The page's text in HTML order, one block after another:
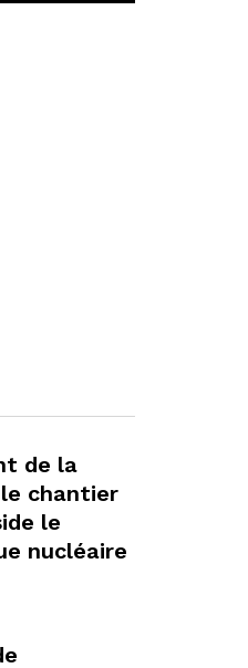
de la
chantier
le
nucléaire